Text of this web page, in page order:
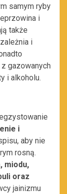
samym ryby
i
także
i
gazowanych
i alkoholu.
i
aby nie
rosną.
miodu,
oraz
jainizmu